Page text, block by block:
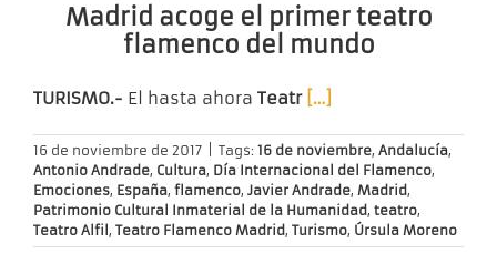
Madrid acoge el primer teatro
flamenco del mundo
TURISMO.- El hasta ahora Teatr […]
16 de noviembre de 2017 Tags: 16 de noviembre, Andalucía,
Antonio Andrade, Cultura, Día Internacional del Flamenco,
Emociones, España, flamenco, Javier Andrade, Madrid,
Patrimonio Cultural Inmaterial de la Humanidad, teatro,
Teatro Alfil, Teatro Flamenco Madrid, Turismo, Úrsula Moreno